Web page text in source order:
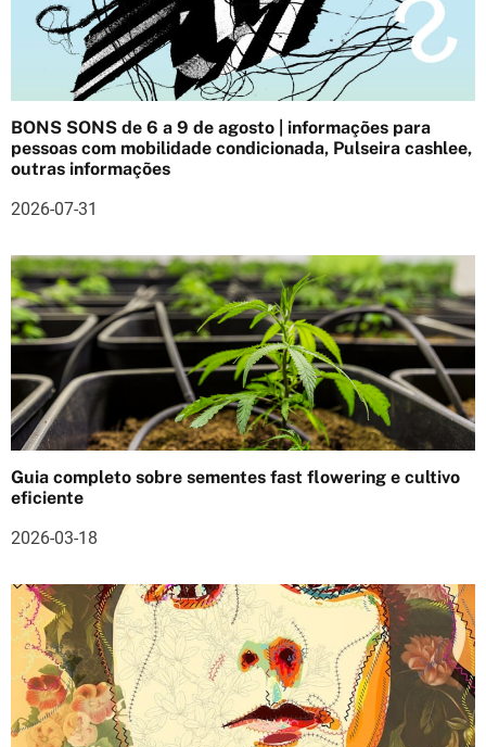
d
e
t
i
g
o
s
BONS SONS de 6 a 9 de agosto | informações para
pessoas com mobilidade condicionada, Pulseira cashlee,
outras informações
2026-07-31
Guia completo sobre sementes fast flowering e cultivo
eficiente
2026-03-18